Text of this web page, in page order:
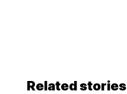
Related stories